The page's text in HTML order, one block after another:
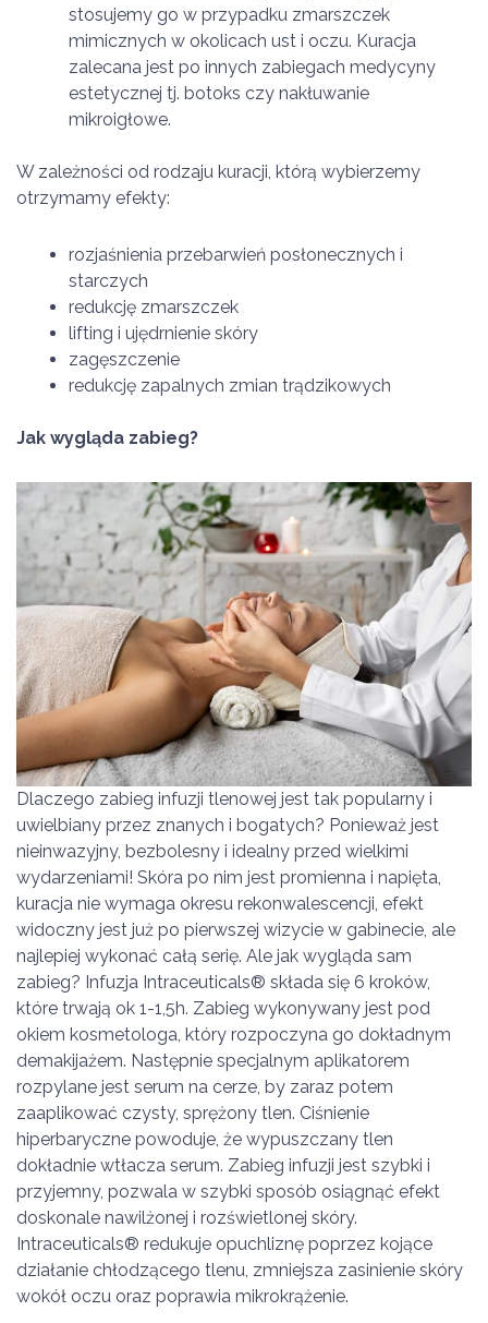
stosujemy go w przypadku zmarszczek
mimicznych w okolicach ust i oczu. Kuracja
zalecana jest po innych zabiegach medycyny
estetycznej tj. botoks czy nakłuwanie
mikroigłowe.
W zależności od rodzaju kuracji, którą wybierzemy
otrzymamy efekty:
rozjaśnienia przebarwień posłonecznych i
starczych
redukcję zmarszczek
lifting i ujędrnienie skóry
zagęszczenie
redukcję zapalnych zmian trądzikowych
Jak wygląda zabieg?
Dlaczego zabieg infuzji tlenowej jest tak popularny i
uwielbiany przez znanych i bogatych? Ponieważ jest
nieinwazyjny, bezbolesny i idealny przed wielkimi
wydarzeniami! Skóra po nim jest promienna i napięta,
kuracja nie wymaga okresu rekonwalescencji, efekt
widoczny jest już po pierwszej wizycie w gabinecie, ale
najlepiej wykonać całą serię. Ale jak wygląda sam
zabieg? Infuzja Intraceuticals® składa się 6 kroków,
które trwają ok 1-1,5h. Zabieg wykonywany jest pod
okiem kosmetologa, który rozpoczyna go dokładnym
demakijażem. Następnie specjalnym aplikatorem
rozpylane jest serum na cerze, by zaraz potem
zaaplikować czysty, sprężony tlen. Ciśnienie
hiperbaryczne powoduje, że wypuszczany tlen
dokładnie wtłacza serum. Zabieg infuzji jest szybki i
przyjemny, pozwala w szybki sposób osiągnąć efekt
doskonale nawilżonej i rozświetlonej skóry.
Intraceuticals® redukuje opuchliznę poprzez kojące
działanie chłodzącego tlenu, zmniejsza zasinienie skóry
wokół oczu oraz poprawia mikrokrążenie.